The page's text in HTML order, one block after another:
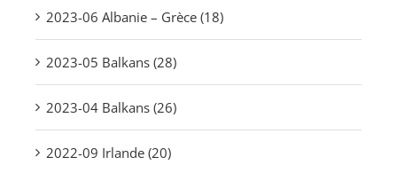
2023-06 Albanie – Grèce (18)
2023-05 Balkans (28)
2023-04 Balkans (26)
2022-09 Irlande (20)